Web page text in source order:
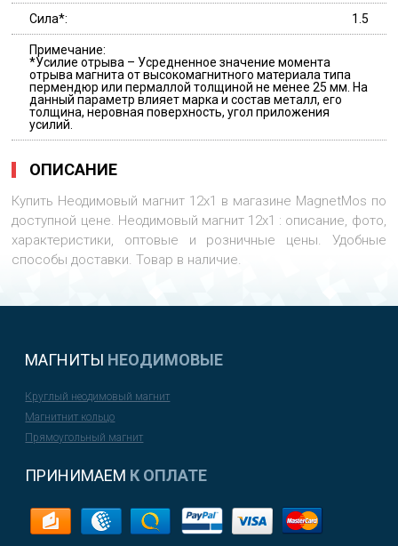
Сила*: 1.5
Примечание:
*Усилие отрыва – Усредненное значение момента
отрыва магнита от высокомагнитного материала типа
пермендюр или пермаллой толщиной не менее 25 мм. На
данный параметр влияет марка и состав металл, его
толщина, неровная поверхность, угол приложения
усилий.
ОПИСАНИЕ
Купить Неодимовый магнит 12х1 в магазине MagnetMos по
доступной цене. Неодимовый магнит 12х1 : описание, фото,
характеристики, оптовые и розничные цены. Удобные
способы доставки. Товар в наличие.
МАГНИТЫ НЕОДИМОВЫЕ
Круглый неодимовый магнит
Магнитнит кольцо
Прямоугольный магнит
ПРИНИМАЕМ К ОПЛАТЕ